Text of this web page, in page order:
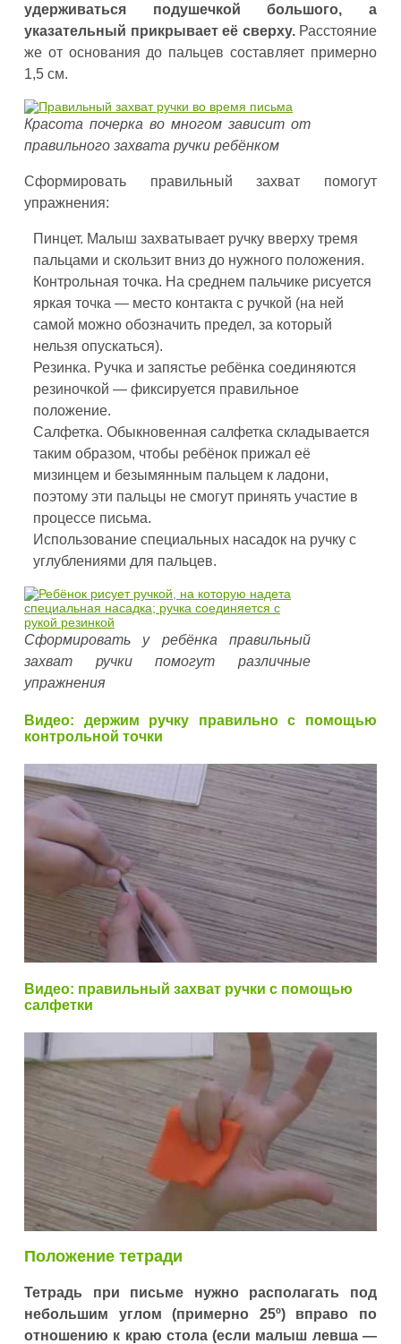
удерживаться подушечкой большого, а
указательный прикрывает её сверху.Расстояние
же от основания до пальцев составляет примерно
1,5 см.
Красота почерка во многом зависит от
правильного захвата ручки ребёнком
Сформировать правильный захват помогут
упражнения:
Пинцет. Малыш захватывает ручку вверху тремя
пальцами и скользит вниз до нужного положения.
Контрольная точка. На среднем пальчике рисуется
яркая точка — место контакта с ручкой (на ней
самой можно обозначить предел, за который
нельзя опускаться).
Резинка. Ручка и запястье ребёнка соединяются
резиночкой — фиксируется правильное
положение.
Салфетка. Обыкновенная салфетка складывается
таким образом, чтобы ребёнок прижал её
мизинцем и безымянным пальцем к ладони,
поэтому эти пальцы не смогут принять участие в
процессе письма.
Использование специальных насадок на ручку с
углублениями для пальцев.
Сформировать у ребёнка правильный
захват ручки помогут различные
упражнения
Видео: держим ручку правильно с помощью
контрольной точки
Видео: правильный захват ручки с помощью
салфетки
Положение тетради
Тетрадь при письме нужно располагать под
небольшим углом (примерно 25º) вправо по
отношению к краю стола (если малыш левша —